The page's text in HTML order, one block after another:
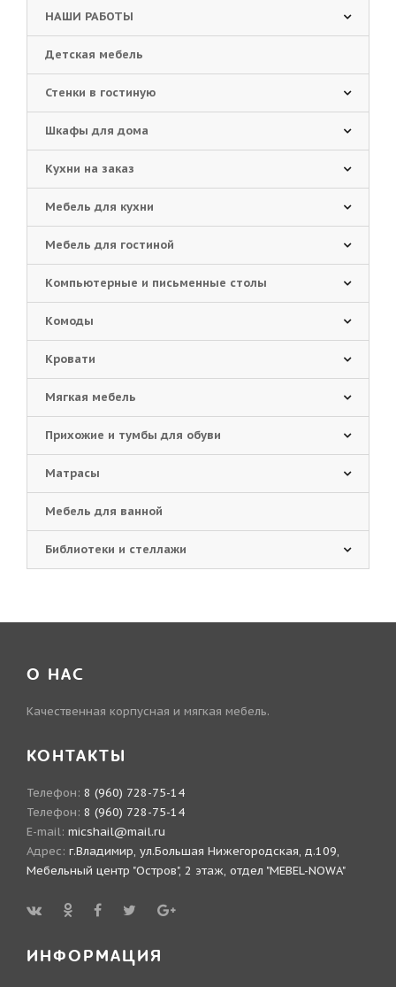
НАШИ РАБОТЫ
Детская мебель
Стенки в гостиную
Шкафы для дома
Кухни на заказ
Мебель для кухни
Мебель для гостиной
Компьютерные и письменные столы
Комоды
Кровати
Мягкая мебель
Прихожие и тумбы для обуви
Матрасы
Мебель для ванной
Библиотеки и стеллажи
О НАС
Качественная корпусная и мягкая мебель.
КОНТАКТЫ
Телефон: 8 (960) 728-75-14
Телефон: 8 (960) 728-75-14
E-mail: micshail@mail.ru
Адрес: г.Владимир, ул.Большая Нижегородская, д.109,
Мебельный центр "Остров", 2 этаж, отдел "MEBEL-NOWA"
ИНФОРМАЦИЯ